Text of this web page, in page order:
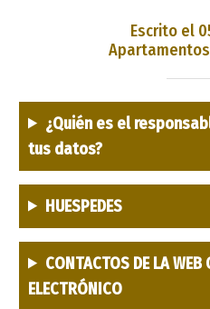
Escrito el
¿Quién es el
tus datos?
HUESPEDES
CONTACTOS DE LA WEB
ELECTRÓNICO